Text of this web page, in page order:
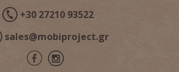
+30 27210 93522
sales@mobiproject.gr